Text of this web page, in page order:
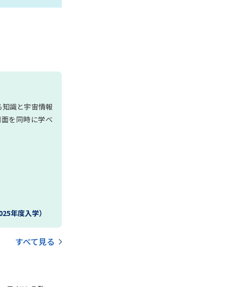
識と宇宙情報
を同時に学べ
年度入学）
すべて見る